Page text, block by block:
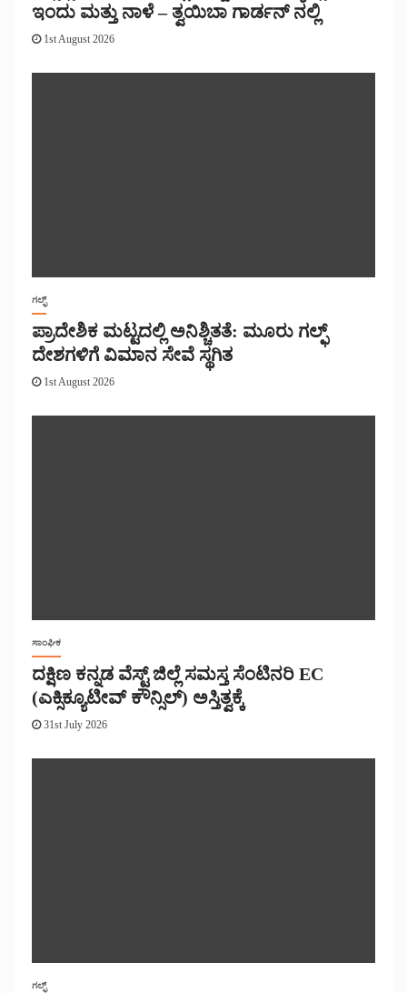
ಇಂದು ಮತ್ತು ನಾಳೆ – ತ್ವಯಿಬಾ ಗಾರ್ಡನ್ ನಲ್ಲಿ
1st August 2026
ಗಲ್ಫ್
ಪ್ರಾದೇಶಿಕ ಮಟ್ಟದಲ್ಲಿ ಅನಿಶ್ಚಿತತೆ: ಮೂರು ಗಲ್ಫ್
ದೇಶಗಳಿಗೆ ವಿಮಾನ ಸೇವೆ ಸ್ಥಗಿತ
1st August 2026
ಸಾಂಘಿಕ
ದಕ್ಷಿಣ ಕನ್ನಡ ವೆಸ್ಟ್ ಜಿಲ್ಲೆ ಸಮಸ್ತ ಸೆಂಟಿನರಿ EC
(ಎಕ್ಸಿಕ್ಯೂಟೀವ್ ಕೌನ್ಸಿಲ್) ಅಸ್ತಿತ್ವಕ್ಕೆ
31st July 2026
ಗಲ್ಫ್